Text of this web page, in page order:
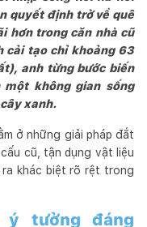
quyết định trở về quê
hơn trong căn nhà cũ
cải tạo chỉ khoảng 63
anh từng bước biến
không gian sống
xanh.
ở những giải pháp đắt
cũ, tận dụng vật liệu
khác biệt rõ rệt trong
ý tưởng đáng